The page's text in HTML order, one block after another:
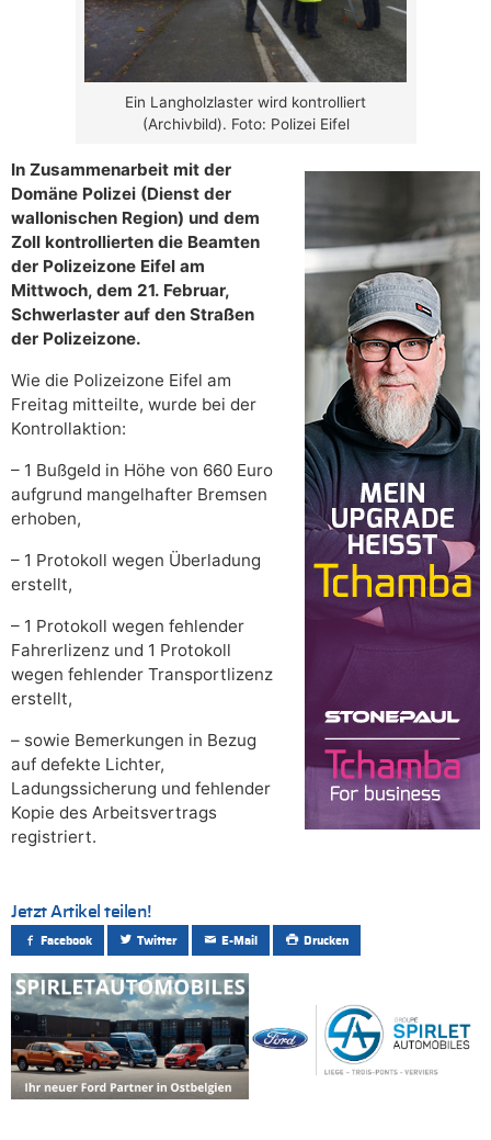
Ein Langholzlaster wird kontrolliert
(Archivbild). Foto: Polizei Eifel
In Zusammenarbeit mit der
Domäne Polizei (Dienst der
wallonischen Region) und dem
Zoll kontrollierten die Beamten
der Polizeizone Eifel am
Mittwoch, dem 21. Februar,
Schwerlaster auf den Straßen
der Polizeizone.
Wie die Polizeizone Eifel am
Freitag mitteilte, wurde bei der
Kontrollaktion:
– 1 Bußgeld in Höhe von 660 Euro
aufgrund mangelhafter Bremsen
erhoben,
– 1 Protokoll wegen Überladung
erstellt,
– 1 Protokoll wegen fehlender
Fahrerlizenz und 1 Protokoll
wegen fehlender Transportlizenz
erstellt,
– sowie Bemerkungen in Bezug
auf defekte Lichter,
Ladungssicherung und fehlender
Kopie des Arbeitsvertrags
registriert.
Jetzt Artikel teilen!
Facebook Twitter E-Mail Drucken